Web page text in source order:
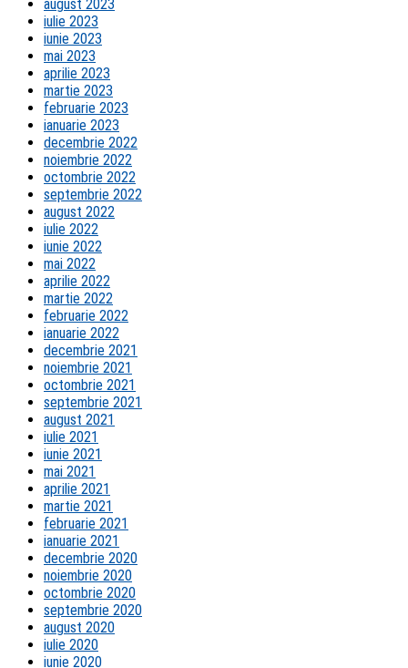
august 2023
iulie 2023
iunie 2023
mai 2023
aprilie 2023
martie 2023
februarie 2023
ianuarie 2023
decembrie 2022
noiembrie 2022
octombrie 2022
septembrie 2022
august 2022
iulie 2022
iunie 2022
mai 2022
aprilie 2022
martie 2022
februarie 2022
ianuarie 2022
decembrie 2021
noiembrie 2021
octombrie 2021
septembrie 2021
august 2021
iulie 2021
iunie 2021
mai 2021
aprilie 2021
martie 2021
februarie 2021
ianuarie 2021
decembrie 2020
noiembrie 2020
octombrie 2020
septembrie 2020
august 2020
iulie 2020
iunie 2020